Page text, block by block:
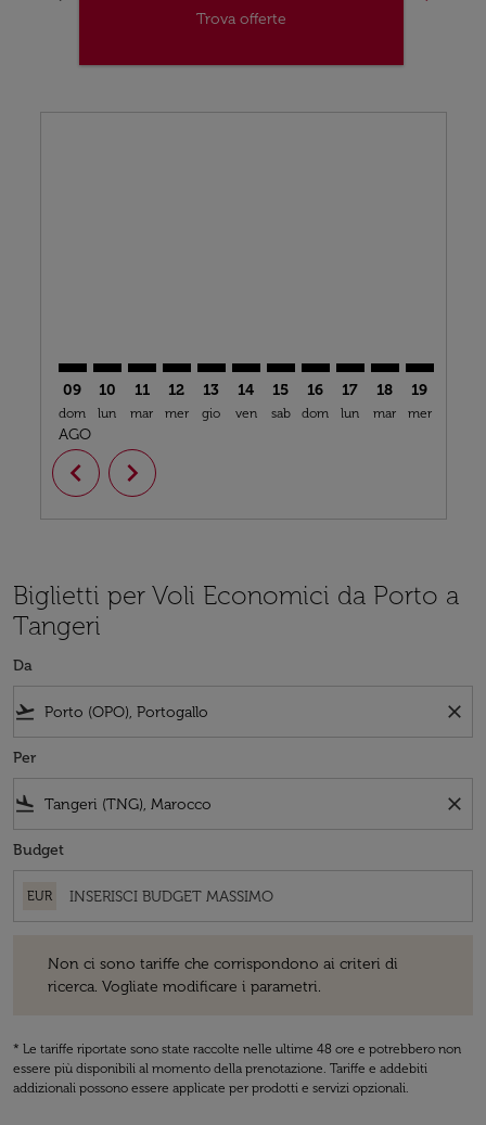
Trova offerte
09
dom
AGO
10
lun
11
mar
12
mer
13
gio
14
ven
15
sab
16
dom
17
lun
18
mar
19
mer
chevron_left chevron_right
Biglietti per Voli Economici da Porto a
Tangeri
Da
flight_takeoff close
Per
flight_land close
Budget
EUR
Non ci sono tariffe che corrispondono ai criteri di
ricerca. Vogliate modificare i parametri.
* Le tariffe riportate sono state raccolte nelle ultime 48 ore e potrebbero non
essere più disponibili al momento della prenotazione. Tariffe e addebiti
addizionali possono essere applicate per prodotti e servizi opzionali.